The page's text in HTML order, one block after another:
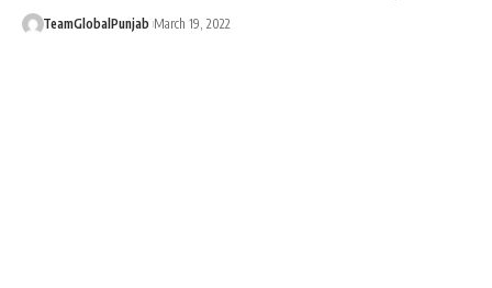
TeamGlobalPunjab March 19, 2022